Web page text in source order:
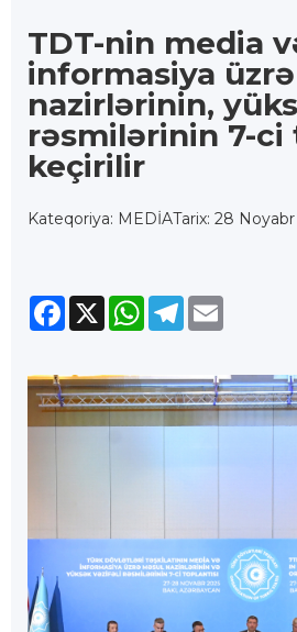
TDT-nin media
informasiya
nazirlərinin,
rəsmilərinin 7-ci
keçirilir
Kateqoriya: MEDİATarix: 28 Noyabr
Facebook
X WhatsApp
Telegram